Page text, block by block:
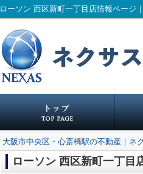
ローソン 西区新町一丁目店情報ページ
大阪市中央区・心斎橋駅の不動産｜ネ
ローソン 西区新町一丁目